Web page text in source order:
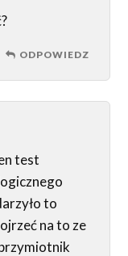
ODPOWIEDZ
test
to
na to ze